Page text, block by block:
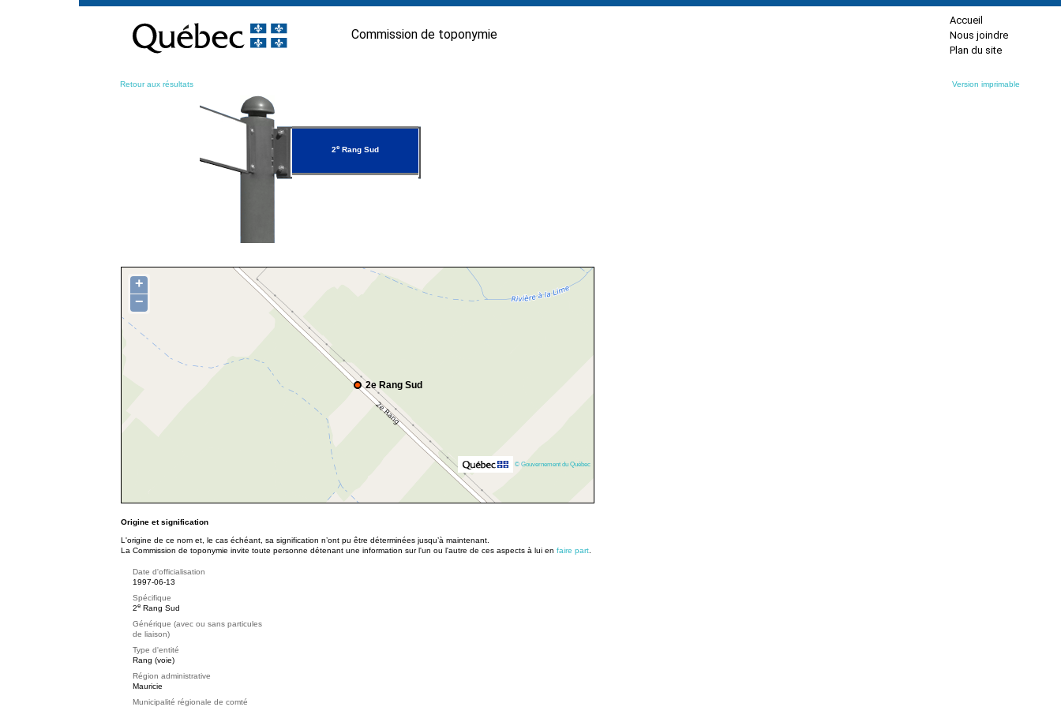
contenu
Commission de toponymie
Accueil
Nous joindre
Plan du site
Retour aux résultats Version imprimable
2eRang Sud
2e Rang Sud
+
−
© Gouvernement du Québec
Origine et signification
L'origine de ce nom et, le cas échéant, sa signification n’ont pu être déterminées jusqu’à maintenant.
La Commission de toponymie invite toute personne détenant une information sur l'un ou l'autre de ces aspects à lui en faire part
Date d'officialisation
1997-06-13
Spécifique
2e Rang Sud
Générique (avec ou sans particules
de liaison)
Type d'entité
Rang (voie)
Région administrative
Mauricie
Municipalité régionale de comté